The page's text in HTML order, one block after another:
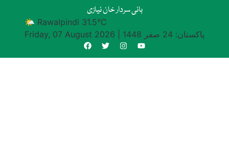
بانی سردار خان نیازی
🌤 Rawalpindi 31.5°C
Friday, 07 August 2026
پاکستان: 24 صفر 1448